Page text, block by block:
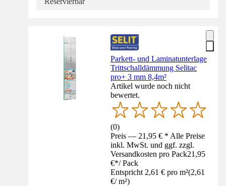
Parkett- und Laminatunterlage
Trittschalldämmung Selitac
pro+ 3 mm 8,4m²
Artikel wurde noch nicht
bewertet.
(0)
Preis — 21,95 € * Alle Preise
inkl. MwSt. und ggf. zzgl.
Versandkosten pro Pack21,95
€*/ Pack
Entspricht 2,61 € pro m²(2,61
€/ m²)